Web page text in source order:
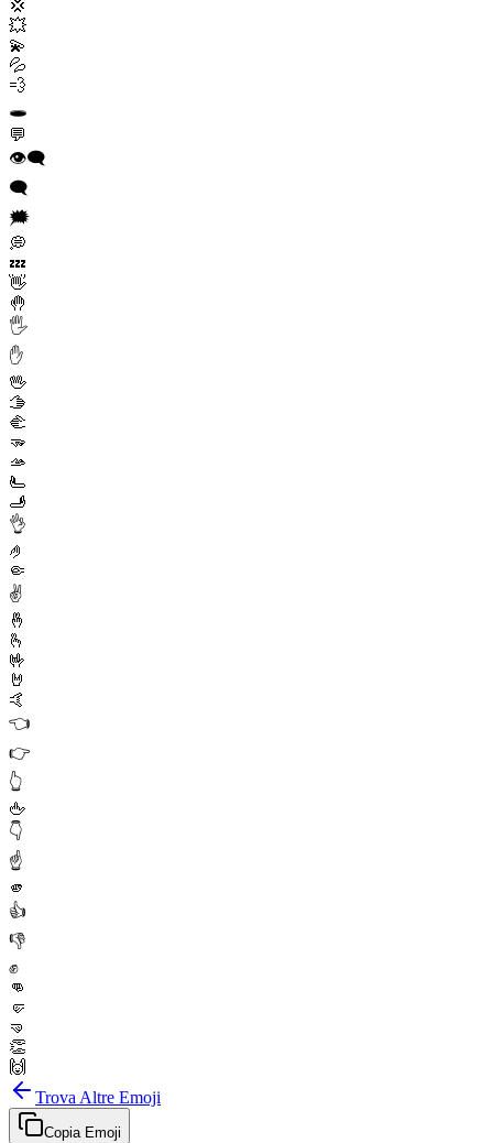
💢
💥
💫
💦
💨
🕳️
💬
👁️‍🗨️
🗨️
🗯️
💭
💤
👋
🤚
🖐️
✋
🖖
🫱
🫲
🫳
🫴
🫷
🫸
👌
🤌
🤏
✌️
🤞
🫰
🤟
🤘
🤙
👈
👉
👆
🖕
👇
☝️
🫵
👍
👎
✊
👊
🤛
🤜
👏
🙌
Trova Altre Emoji
Copia Emoji